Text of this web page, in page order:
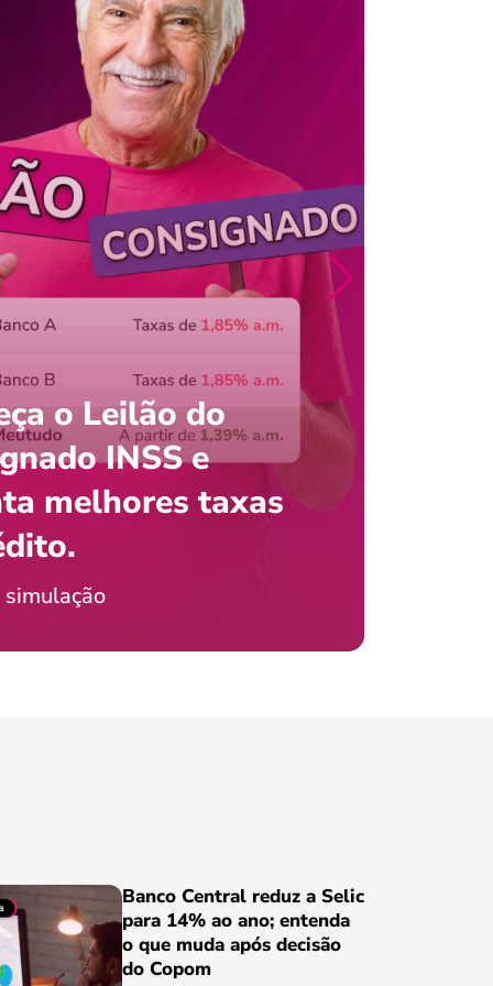
saldo do FGTS pelo
com o celular?
Jordão
o Leilão do
INSS e
melhores taxas
simulação
Banco Central reduz a Selic
para 14% ao ano; entenda
o que muda após decisão
do Copom